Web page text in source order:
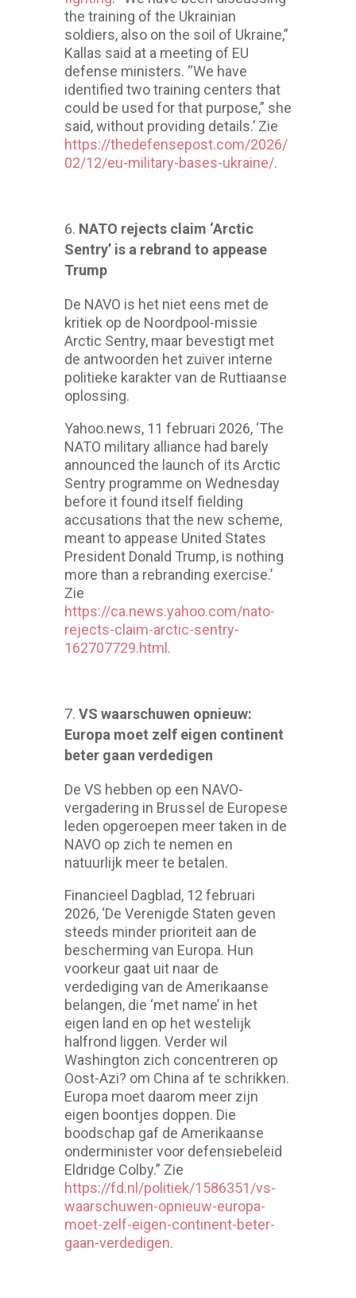
the training of the Ukrainian
soldiers, also on the soil of Ukraine,”
Kallas said at a meeting of EU
defense ministers. “We have
identified two training centers that
could be used for that purpose,” she
said, without providing details.’ Zie
https://thedefensepost.com/2026/
02/12/eu-military-bases-ukraine/.
NATO rejects claim ‘Arctic
Sentry’ is a rebrand to appease
Trump
De NAVO is het niet eens met de
kritiek op de Noordpool-missie
Arctic Sentry, maar bevestigt met
de antwoorden het zuiver interne
politieke karakter van de Ruttiaanse
oplossing.
Yahoo.news, 11 februari 2026, ‘The
NATO military alliance had barely
announced the launch of its Arctic
Sentry programme on Wednesday
before it found itself fielding
accusations that the new scheme,
meant to appease United States
President Donald Trump, is nothing
more than a rebranding exercise.’
Zie
https://ca.news.yahoo.com/nato-
rejects-claim-arctic-sentry-
162707729.html .
VS waarschuwen opnieuw:
Europa moet zelf eigen continent
beter gaan verdedigen
De VS hebben op een NAVO-
vergadering in Brussel de Europese
leden opgeroepen meer taken in de
NAVO op zich te nemen en
natuurlijk meer te betalen.
Financieel Dagblad, 12 februari
2026, ‘De Verenigde Staten geven
steeds minder prioriteit aan de
bescherming van Europa. Hun
voorkeur gaat uit naar de
verdediging van de Amerikaanse
belangen, die ‘met name’ in het
eigen land en op het westelijk
halfrond liggen. Verder wil
Washington zich concentreren op
Oost-Azi? om China af te schrikken.
Europa moet daarom meer zijn
eigen boontjes doppen. Die
boodschap gaf de Amerikaanse
onderminister voor defensiebeleid
Eldridge Colby.” Zie
https://fd.nl/politiek/1586351/vs-
waarschuwen-opnieuw-europa-
moet-zelf-eigen-continent-beter-
gaan-verdedigen.